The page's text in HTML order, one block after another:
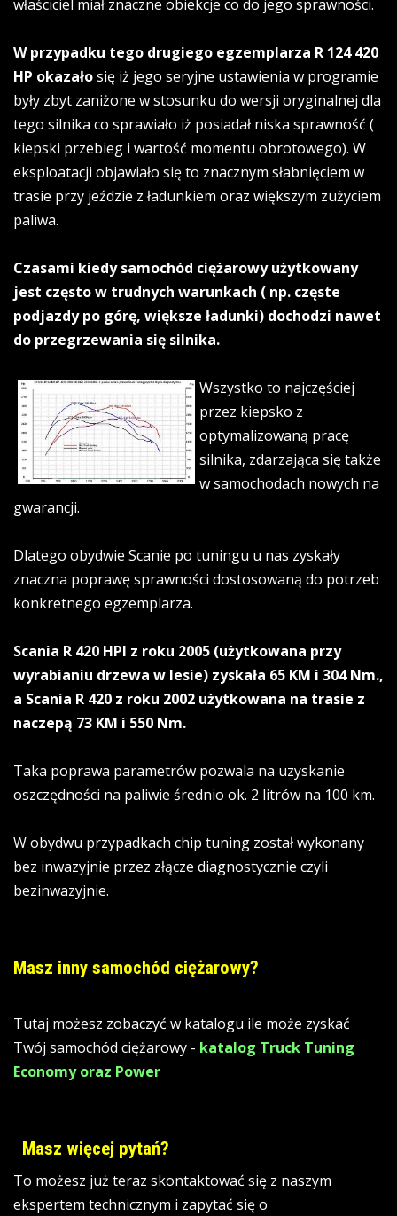
właściciel miał znaczne obiekcje co do jego sprawności.
W przypadku tego drugiego egzemplarza R 124 420
HP okazałosię iż jego seryjne ustawienia w programie
były zbyt zaniżone w stosunku do wersji oryginalnej dla
tego silnika co sprawiało iż posiadał niska sprawność (
kiepski przebieg i wartość momentu obrotowego). W
eksploatacji objawiało się to znacznym słabnięciem w
trasie przy jeździe z ładunkiem oraz większym zużyciem
paliwa.
Czasami kiedy samochód ciężarowy użytkowany
jest często w trudnych warunkach ( np. częste
podjazdy po górę, większe ładunki) dochodzi nawet
do przegrzewania się silnika.
Wszystko to najczęściej
przez kiepsko z
optymalizowaną pracę
silnika, zdarzająca się także
w samochodach nowych na
gwarancji.
Dlatego obydwie Scanie po tuningu u nas zyskały
znaczna poprawę sprawności dostosowaną do potrzeb
konkretnego egzemplarza.
Scania R 420 HPI z roku 2005 (użytkowana przy
wyrabianiu drzewa w lesie) zyskała 65 KM i 304 Nm.,
a Scania R 420 z roku 2002 użytkowana na trasie z
naczepą 73 KM i 550 Nm.
Taka poprawa parametrów pozwala na uzyskanie
oszczędności na paliwie średnio ok. 2 litrów na 100 km.
W obydwu przypadkach chip tuning został wykonany
bez inwazyjnie przez złącze diagnostycznie czyli
bezinwazyjnie.
Masz inny samochód ciężarowy?
Tutaj możesz zobaczyć w katalogu ile może zyskać
Twój samochód ciężarowy - katalog Truck Tuning
Economy oraz Power
Masz więcej pytań?
To możesz już teraz skontaktować się z naszym
ekspertem technicznym i zapytać się o